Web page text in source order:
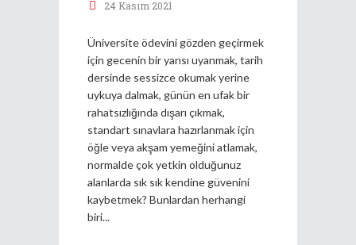
24 Kasım 2021
Üniversite ödevini gözden geçirmek
için gecenin bir yarısı uyanmak, tarih
dersinde sessizce okumak yerine
uykuya dalmak, günün en ufak bir
rahatsızlığında dışarı çıkmak,
standart sınavlara hazırlanmak için
öğle veya akşam yemeğini atlamak,
normalde çok yetkin olduğunuz
alanlarda sık sık kendine güvenini
kaybetmek? Bunlardan herhangi
biri